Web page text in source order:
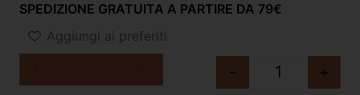
SPEDIZIONE GRATUITA A PARTIRE DA 79€
Aggiungi ai preferiti
- +